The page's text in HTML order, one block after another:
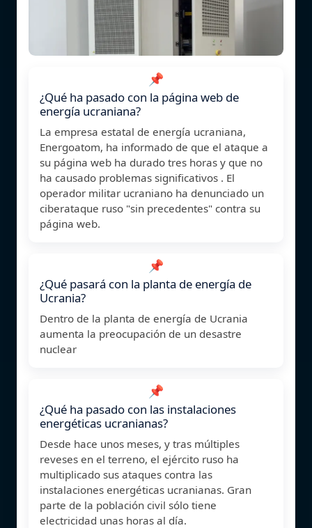
📌
¿Qué ha pasado con la página web de
energía ucraniana?
La empresa estatal de energía ucraniana,
Energoatom, ha informado de que el ataque a
su página web ha durado tres horas y que no
ha causado problemas significativos . El
operador militar ucraniano ha denunciado un
ciberataque ruso "sin precedentes" contra su
página web.
📌
¿Qué pasará con la planta de energía de
Ucrania?
Dentro de la planta de energía de Ucrania
aumenta la preocupación de un desastre
nuclear
📌
¿Qué ha pasado con las instalaciones
energéticas ucranianas?
Desde hace unos meses, y tras múltiples
reveses en el terreno, el ejército ruso ha
multiplicado sus ataques contra las
instalaciones energéticas ucranianas. Gran
parte de la población civil sólo tiene
electricidad unas horas al día.